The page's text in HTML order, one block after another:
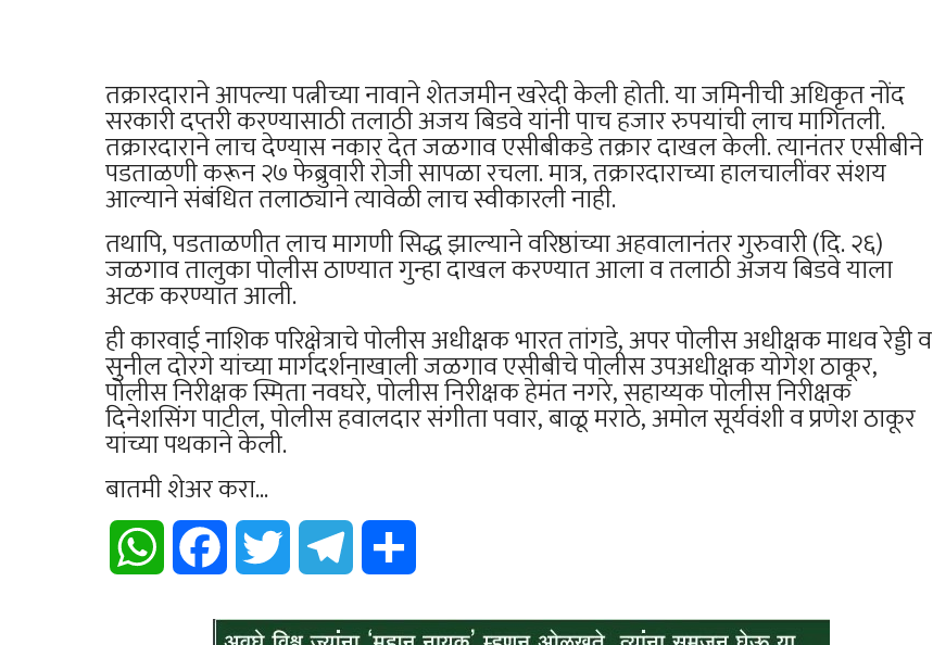
तक्रारदाराने आपल्या पत्नीच्या नावाने शेतजमीन खरेदी केली होती. या जमिनीची अधिकृत नोंद
सरकारी दप्तरी करण्यासाठी तलाठी अजय बिडवे यांनी पाच हजार रुपयांची लाच मागितली.
तक्रारदाराने लाच देण्यास नकार देत जळगाव एसीबीकडे तक्रार दाखल केली. त्यानंतर एसीबीने
पडताळणी करून २७ फेब्रुवारी रोजी सापळा रचला. मात्र, तक्रारदाराच्या हालचालींवर संशय
आल्याने संबंधित तलाठ्याने त्यावेळी लाच स्वीकारली नाही.
तथापि, पडताळणीत लाच मागणी सिद्ध झाल्याने वरिष्ठांच्या अहवालानंतर गुरुवारी (दि. २६)
जळगाव तालुका पोलीस ठाण्यात गुन्हा दाखल करण्यात आला व तलाठी अजय बिडवे याला
अटक करण्यात आली.
ही कारवाई नाशिक परिक्षेत्राचे पोलीस अधीक्षक भारत तांगडे, अपर पोलीस अधीक्षक माधव रेड्डी व
सुनील दोरगे यांच्या मार्गदर्शनाखाली जळगाव एसीबीचे पोलीस उपअधीक्षक योगेश ठाकूर,
पोलीस निरीक्षक स्मिता नवघरे, पोलीस निरीक्षक हेमंत नगरे, सहाय्यक पोलीस निरीक्षक
दिनेशसिंग पाटील, पोलीस हवालदार संगीता पवार, बाळू मराठे, अमोल सूर्यवंशी व प्रणेश ठाकूर
यांच्या पथकाने केली.
बातमी शेअर करा...
WhatsApp Facebook Twitter Telegram